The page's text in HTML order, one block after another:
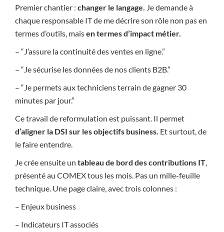
Premier chantier : changer le langage. Je demande à
chaque responsable IT de me décrire son rôle non pas en
termes d’outils, maisen termes d’impact métier.
– “J’assure la continuité des ventes en ligne.”
– “Je sécurise les données de nos clients B2B.”
– “Je permets aux techniciens terrain de gagner 30
minutes par jour.”
Ce travail de reformulation est puissant. Il permet
d’aligner la DSI sur les objectifs business. Et surtout, de
le faire entendre.
Je crée ensuite un tableau de bord des contributions IT,
présenté au COMEX tous les mois. Pas un mille-feuille
technique. Une page claire, avec trois colonnes :
– Enjeux business
– Indicateurs IT associés